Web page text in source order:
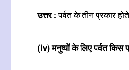
उत्तर :पर्वत के तीन प्रकार
(iv) मनुष्यों के लिए पर्वत किस